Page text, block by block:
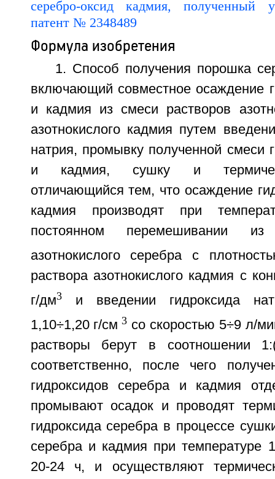
Формула изобретения
1. Способ получения порошка
включающий совместное осаждение
и кадмия из смеси растворов
азотнокислого кадмия путем
натрия, промывку полученной смеси
и кадмия, сушку и
отличающийся тем, что осаждение
кадмия производят при
постоянном перемешивании
азотнокислого серебра с
раствора азотнокислого кадмия с
г/дм3и введении гидроксида
1,10÷1,20 г/см 3 со скоростью 5÷9 л/
растворы берут в соотношении
соответственно, после чего
гидроксидов серебра и кадмия
промывают осадок и проводят
гидроксида серебра в процессе
серебра и кадмия при температуре
20-24 ч, и осуществляют